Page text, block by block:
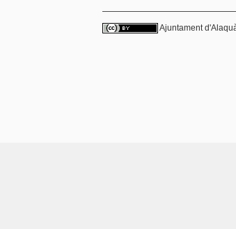
Ajuntament